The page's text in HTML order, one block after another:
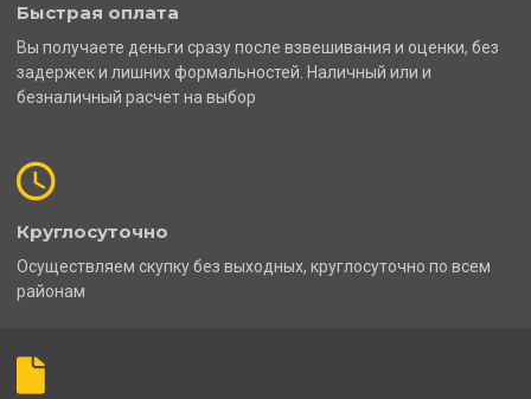
Быстрая оплата
Вы получаете деньги сразу после взвешивания и оценки, без
задержек и лишних формальностей. Наличный или и
безналичный расчет на выбор
Круглосуточно
Осуществляем скупку без выходных, круглосуточно по всем
районам